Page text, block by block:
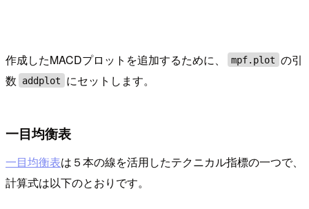
作成したMACDプロットを追加するために、 mpf.plot の引
数
addplot にセットします。
一目均衡表
一目均衡表は５本の線を活用したテクニカル指標の一つで、
計算式は以下のとおりです。